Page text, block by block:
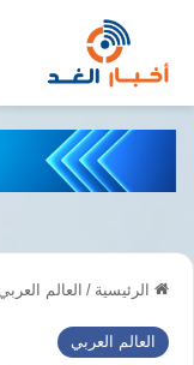
الرئيسية / العالم العربي
العالم العربي